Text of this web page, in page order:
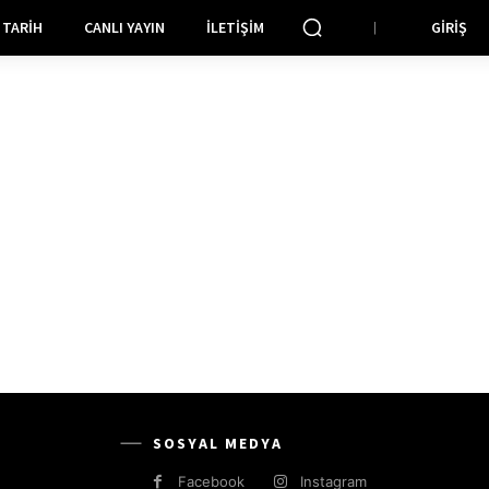
TARIH CANLI YAYIN İLETIŞIM GIRIŞ
SOSYAL MEDYA
Facebook
Instagram